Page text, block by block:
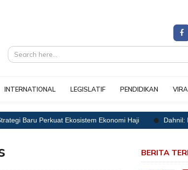
INTERNATIONAL LEGISLATIF PENDIDIKAN
Baru Perkuat Ekosistem Ekonomi Haji Dahnil:
BERITA